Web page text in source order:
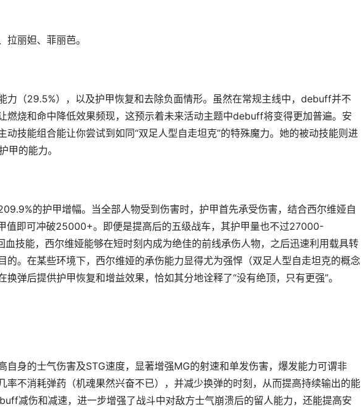
拉丽妲、菲丽芭。
力（29.5%），以及护甲恢复和去除负面情形。虽然在常规主线中，debuff并不
燃烧和命中降低效果频现，这预示着未来活动主题中debuff将变得更加普遍。安
动技能组合能让你尝试到如同“双足人型自走坦克”的特殊魔力。她的被动技能则进
甲的能力。
的护甲增幅。当全部人物受到伤害时，护甲首先承受伤害，结合西尔维娅自
值即可冲破25000+。即便是提高后的五级战车，其护甲量也不过27000-
技能，西尔维娅能够在短时刻内成为绝佳的前线承伤人物，之后迅速利用载具转
的。在某些环境下，西尔维娅的承伤能力显得尤为强悍（双足人型自走坦克的概念
弹后提供护甲恢复和增益效果，恰如其分地诠释了“没有绝顶，只有更强”。
自身的士气伤害及STG速度，显著增强MG的射速和单发伤害，爆发能力可谓非
率不消耗弹药（机魂果然兴奋不已），并减少换弹的时刻，从而提高持续输出的能
减伤和减速，进一步增强了战斗中对敌方士气崩溃后的留人能力，还能提高安